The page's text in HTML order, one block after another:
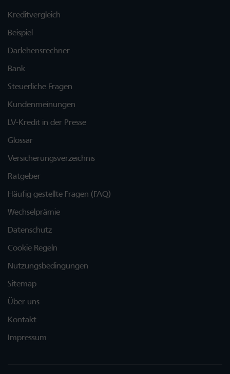
Kreditvergleich
Beispiel
Darlehensrechner
Bank
Steuerliche Fragen
Kundenmeinungen
LV-Kredit in der Presse
Glossar
Versicherungsverzeichnis
Ratgeber
Häufig gestellte Fragen (FAQ)
Wechselprämie
Datenschutz
Cookie Regeln
Nutzungsbedingungen
Sitemap
Über uns
Kontakt
Impressum